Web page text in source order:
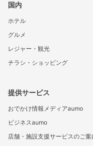
国内
ホテル
グルメ
レジャー・観光
チラシ・ショッピング
提供サービス
おでかけ情報メディアaumo
ビジネスaumo
店舗・施設支援サービスのご案